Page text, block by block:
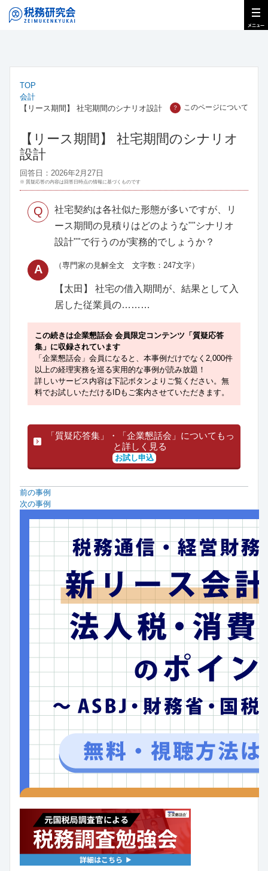
TOP
会計
【リース期間】 社宅期間のシナリオ設計
？ このページについて
【リース期間】 社宅期間のシナリオ
設計
回答日：2026年2月27日
※ 質疑応答の内容は回答日時点の情報に基づくものです
Q
社宅契約は各社似た形態が多いですが、リ
ース期間の見積りはどのような""シナリオ
設計""で行うのが実務的でしょうか？
A （専門家の見解全文 文字数：247文字）
【太田】 社宅の借入期間が、結果として入
居した従業員の………
この続きは企業懇話会 会員限定コンテンツ「質疑応答
集」に収録されています
「企業懇話会」会員になると、本事例だけでなく2,000件
以上の経理実務を巡る実用的な事例が読み放題！
詳しいサービス内容は下記ボタンよりご覧ください。無
料でお試しいただけるIDもご案内させていただきます。
「質疑応答集」・「企業懇話会」についてもっ
と詳しく見る
お試し申込
前の事例
次の事例